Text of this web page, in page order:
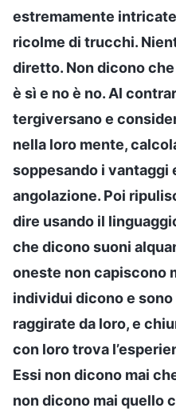
estremamente
ricolme di trucchi.
diretto. Non dicono che
è sì e no è no. Al
tergiversano e
nella loro mente,
soppesando i vantaggi
angolazione. Poi
dire usando il
che dicono suoni
oneste non capiscono
individui dicono e
raggirate da loro, e
con loro trova
Essi non dicono mai
non dicono mai quello